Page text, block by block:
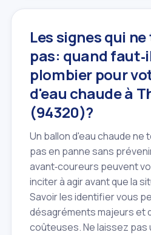
Les signes qui
pas: quand
plombier pour
d'eau chaude à
(94320)?
Un ballon d'eau chaude
pas en panne sans
avant‑coureurs peuvent
inciter à agir avant que la
Savoir les identifier vous
désagréments majeurs et
coûteuses. Ne laissez pas